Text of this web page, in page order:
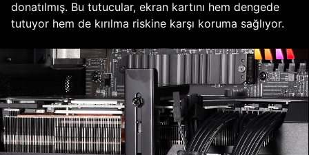
donatılmış. Bu tutucular, ekran kartını hem dengede
tutuyor hem de kırılma riskine karşı koruma sağlıyor.